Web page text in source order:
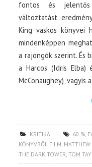
fontos és
változtatást
King vaskos könyvei
mindenképpen
a rajongók szerint. És
a Harcos (Idris Elba)
McConaughey), vagyis
KRITIKA 60 %
KÖNYVBŐL FILM
THE DARK TOWER ,TOM